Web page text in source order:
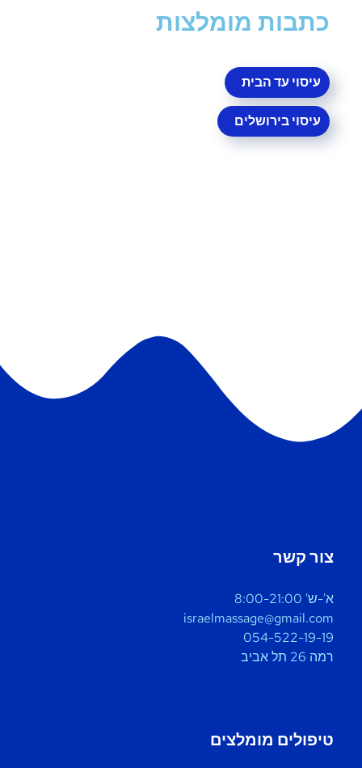
כתבות מומלצות
עיסוי עד הבית
עיסוי בירושלים
צור קשר
א'-ש' 8:00-21:00
israelmassage@gmail.com
054-522-19-19
רמה 26 תל אביב
טיפולים מומלצים